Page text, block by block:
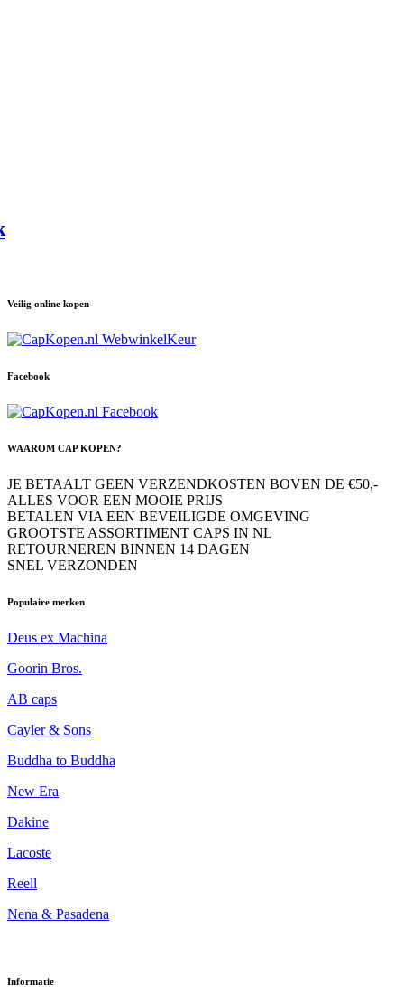
Veilig online kopen
Facebook
WAAROM CAP KOPEN?
JE BETAALT GEEN VERZENDKOSTEN BOVEN DE €50,-
ALLES VOOR EEN MOOIE PRIJS
BETALEN VIA EEN BEVEILIGDE OMGEVING
GROOTSTE ASSORTIMENT CAPS IN NL
RETOURNEREN BINNEN 14 DAGEN
SNEL VERZONDEN
Populaire merken
Deus ex Machina
Goorin Bros.
AB caps
Cayler & Sons
Buddha to Buddha
New Era
Dakine
Lacoste
Reell
Nena & Pasadena
Informatie